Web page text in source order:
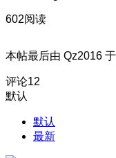
602阅读
本帖最后由 Qz2016
评论12
默认
默认
最新